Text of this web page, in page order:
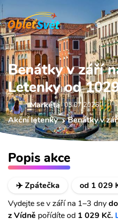
Benátky v září
Letenky od
Markéta 03.07 2026
Akční letenky Benátky v
Popis akce
✈️ Zpátečka
od 1 029
Vydejte se v září na 1–3 dny
z Vídně pořídíteod 1 029 Kč.